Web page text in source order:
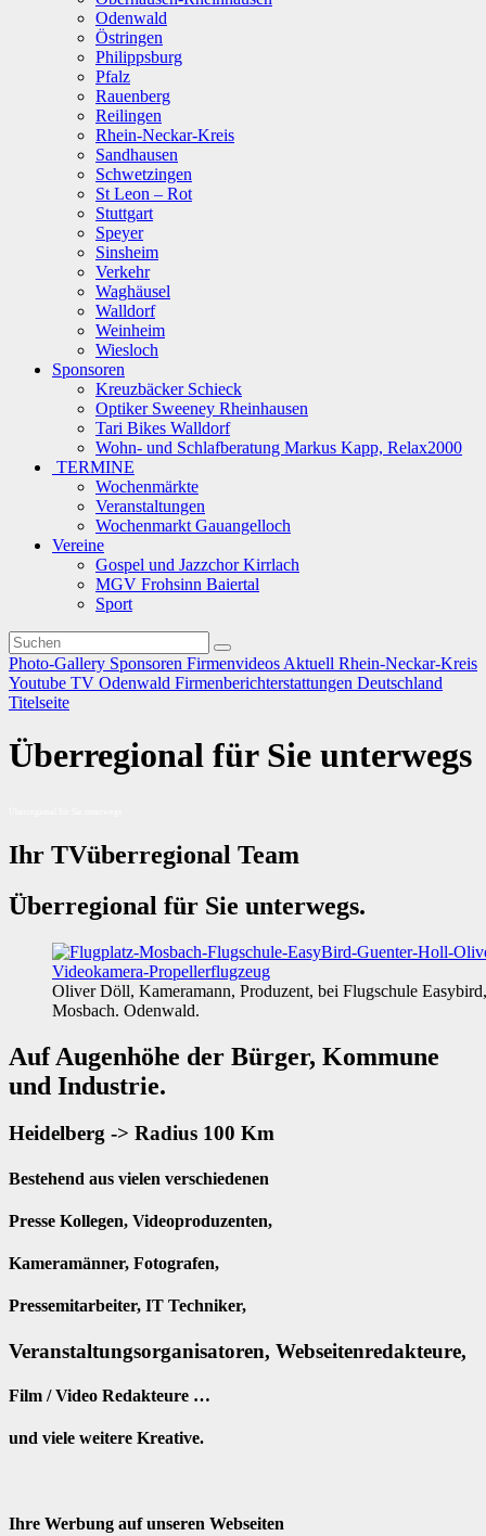
Odenwald
Östringen
Philippsburg
Pfalz
Rauenberg
Reilingen
Rhein-Neckar-Kreis
Sandhausen
Schwetzingen
St Leon – Rot
Stuttgart
Speyer
Sinsheim
Verkehr
Waghäusel
Walldorf
Weinheim
Wiesloch
Sponsoren
Kreuzbäcker Schieck
Optiker Sweeney Rheinhausen
Tari Bikes Walldorf
Wohn- und Schlafberatung Markus Kapp, Relax2000
TERMINE
Wochenmärkte
Veranstaltungen
Wochenmarkt Gauangelloch
Vereine
Gospel und Jazzchor Kirrlach
MGV Frohsinn Baiertal
Sport
Photo-Gallery Sponsoren Firmenvideos Aktuell Rhein-Neckar-Kreis
Youtube TV Odenwald Firmenberichterstattungen Deutschland
Titelseite
Überregional für Sie unterwegs
Ihr TVüberregional Team
Überregional für Sie unterwegs.
Oliver Döll, Kameramann, Produzent, bei Flugschule
Mosbach. Odenwald.
Auf Augenhöhe der Bürger, Kommune
und Industrie.
Heidelberg -> Radius 100 Km
Bestehend aus vielen verschiedenen
Presse Kollegen, Videoproduzenten,
Kameramänner, Fotografen,
Pressemitarbeiter, IT Techniker,
Veranstaltungsorganisatoren, Webseitenredakteure,
Film / Video Redakteure …
und viele weitere Kreative.
Ihre Werbung auf unseren Webseiten